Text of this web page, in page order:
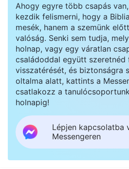
Ahogy egyre több csapás
kezdik felismerni, hogy a
mesék, hanem a szemünk
valóság. Senki sem tudja,
holnap, vagy egy váratlan
családoddal együtt szeretnéd
visszatérését, és biztonságra
oltalma alatt, kattints a
csatlakozz a
holnapig!
Lépjen kapcsolatba
Messengeren